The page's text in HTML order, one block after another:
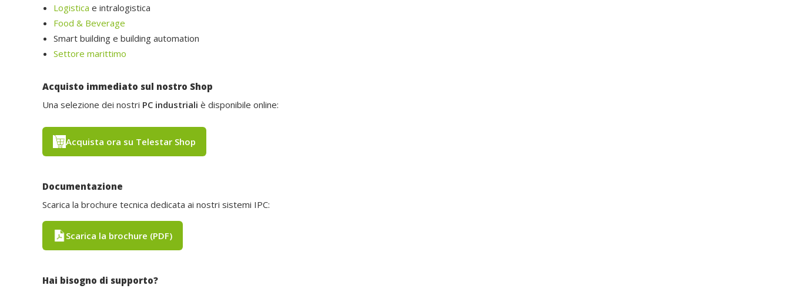
Logistica e intralogistica
Food & Beverage
Smart building e building automation
Settore marittimo
Acquisto immediato sul nostro Shop
Una selezione dei nostri PC industriali è disponibile online:
Acquista ora su Telestar Shop
Documentazione
Scarica la brochure tecnica dedicata ai nostri sistemi IPC:
Scarica la brochure (PDF)
Hai bisogno di supporto?